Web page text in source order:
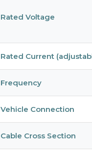
Rated Voltage
Rated Current
Frequency
Vehicle Connection
Cable Cross Section
Бид
ч манай
үнэн зөв,
өгөхгүй.
3.2
Таныг